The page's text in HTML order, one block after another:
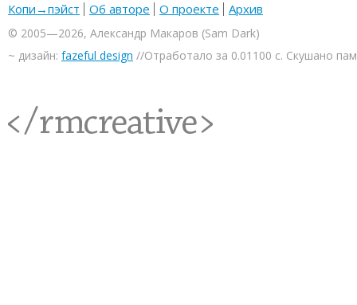
Копи→пэйст Об авторе О проекте Архив
© 2005—2026, Александр Макаров (Sam Dark)
~ дизайн: fazeful design //Отработало за 0.01100 с. Скушано
<rmcreative/>